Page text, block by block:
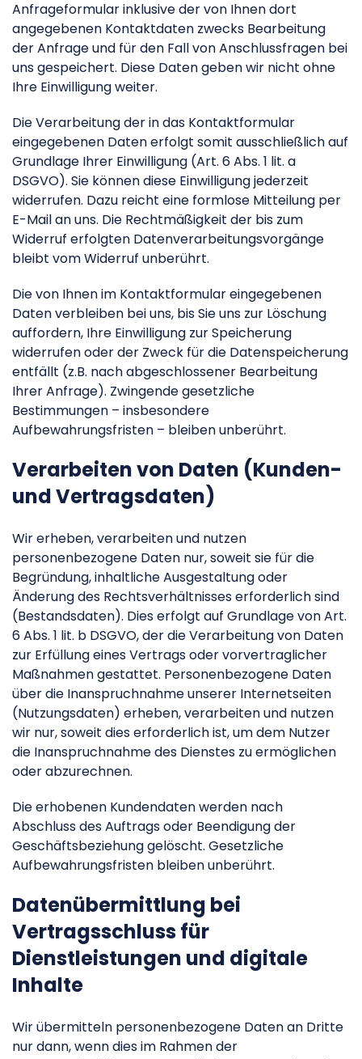
Anfrageformular inklusive der von Ihnen dort
angegebenen Kontaktdaten zwecks Bearbeitung
der Anfrage und für den Fall von Anschlussfragen bei
uns gespeichert. Diese Daten geben wir nicht ohne
Ihre Einwilligung weiter.
Die Verarbeitung der in das Kontaktformular
eingegebenen Daten erfolgt somit ausschließlich auf
Grundlage Ihrer Einwilligung (Art. 6 Abs. 1 lit. a
DSGVO). Sie können diese Einwilligung jederzeit
widerrufen. Dazu reicht eine formlose Mitteilung per
E-Mail an uns. Die Rechtmäßigkeit der bis zum
Widerruf erfolgten Datenverarbeitungsvorgänge
bleibt vom Widerruf unberührt.
Die von Ihnen im Kontaktformular eingegebenen
Daten verbleiben bei uns, bis Sie uns zur Löschung
auffordern, Ihre Einwilligung zur Speicherung
widerrufen oder der Zweck für die Datenspeicherung
entfällt (z.B. nach abgeschlossener Bearbeitung
Ihrer Anfrage). Zwingende gesetzliche
Bestimmungen – insbesondere
Aufbewahrungsfristen – bleiben unberührt.
Verarbeiten von Daten (Kunden-
und Vertragsdaten)
Wir erheben, verarbeiten und nutzen
personenbezogene Daten nur, soweit sie für die
Begründung, inhaltliche Ausgestaltung oder
Änderung des Rechtsverhältnisses erforderlich sind
(Bestandsdaten). Dies erfolgt auf Grundlage von Art.
6 Abs. 1 lit. b DSGVO, der die Verarbeitung von Daten
zur Erfüllung eines Vertrags oder vorvertraglicher
Maßnahmen gestattet. Personenbezogene Daten
über die Inanspruchnahme unserer Internetseiten
(Nutzungsdaten) erheben, verarbeiten und nutzen
wir nur, soweit dies erforderlich ist, um dem Nutzer
die Inanspruchnahme des Dienstes zu ermöglichen
oder abzurechnen.
Die erhobenen Kundendaten werden nach
Abschluss des Auftrags oder Beendigung der
Geschäftsbeziehung gelöscht. Gesetzliche
Aufbewahrungsfristen bleiben unberührt.
Datenübermittlung bei
Vertragsschluss für
Dienstleistungen und digitale
Inhalte
Wir übermitteln personenbezogene Daten an Dritte
nur dann, wenn dies im Rahmen der